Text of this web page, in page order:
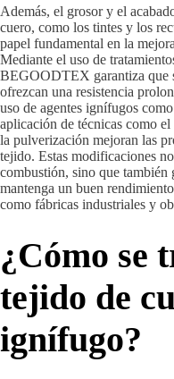
Además, el grosor y el
cuero, como los tintes y los
papel fundamental en la
Mediante el uso de
BEGOODTEX garantiza que
ofrezcan una resistencia
uso de agentes ignífugos
aplicación de técnicas como
la pulverización mejoran las
tejido. Estas modificaciones
combustión, sino que también
mantenga un buen
como fábricas industriales y
¿Cómo se
tejido de
ignífugo?